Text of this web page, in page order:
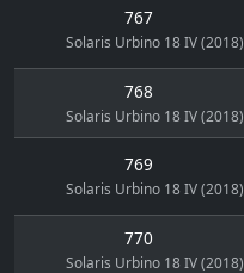
767
Solaris Urbino 18 IV (2018)
768
Solaris Urbino 18 IV (2018)
769
Solaris Urbino 18 IV (2018)
770
Solaris Urbino 18 IV (2018)